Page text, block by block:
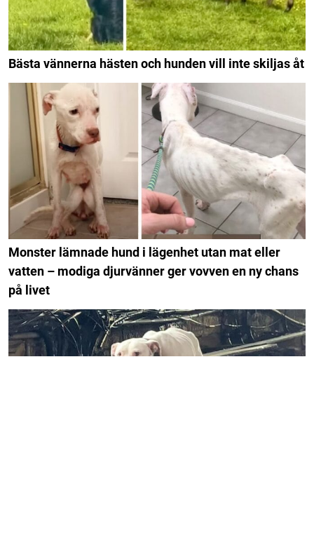
Bästa vännerna hästen och hunden vill inte skiljas åt
Monster lämnade hund i lägenhet utan mat eller
vatten – modiga djurvänner ger vovven en ny chans
på livet